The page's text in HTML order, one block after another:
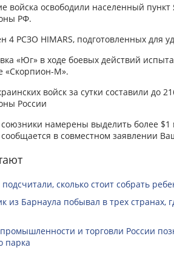
войска освободили населенный
РФ.
4 РСЗО HIMARS, подготовленных для
«Юг» в ходе боевых действий
«Скорпион-М».
войск за сутки составили до
России
намерены выделить более $1
в совместном заявлении
сколько стоит собрать
из Барнаула побывал в трех странах,
и торговли России
парка